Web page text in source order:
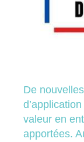
De
valeur en
apportées.